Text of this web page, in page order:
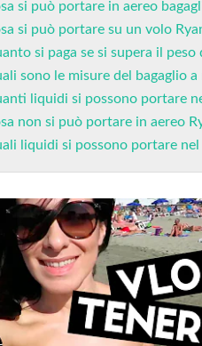
si può portare in aereo
si può portare su un volo
si paga se si supera il peso
sono le misure del bagaglio a
liquidi si possono portare
non si può portare in aereo
liquidi si possono portare nel